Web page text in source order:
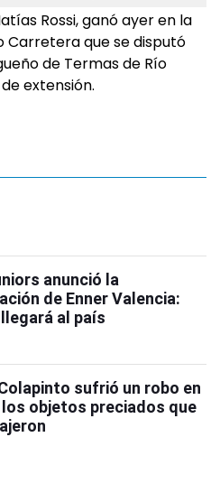
Rossi, ganó ayer en la
Carretera que se disputó
de Termas de Río
extensión.
anunció la
de Enner Valencia:
al país
sufrió un robo en
los objetos preciados que